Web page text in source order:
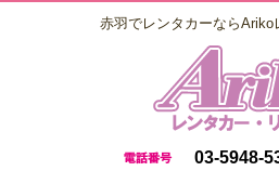
赤羽でレンタカーならAriko
03-5948-